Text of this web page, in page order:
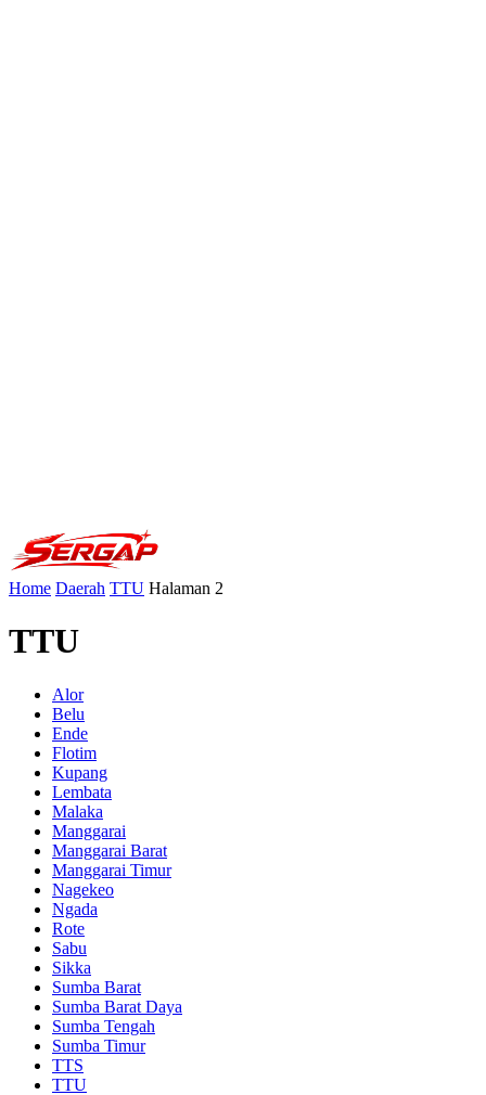
Home Daerah TTU Halaman 2
TTU
Alor
Belu
Ende
Flotim
Kupang
Lembata
Malaka
Manggarai
Manggarai Barat
Manggarai Timur
Nagekeo
Ngada
Rote
Sabu
Sikka
Sumba Barat
Sumba Barat Daya
Sumba Tengah
Sumba Timur
TTS
TTU